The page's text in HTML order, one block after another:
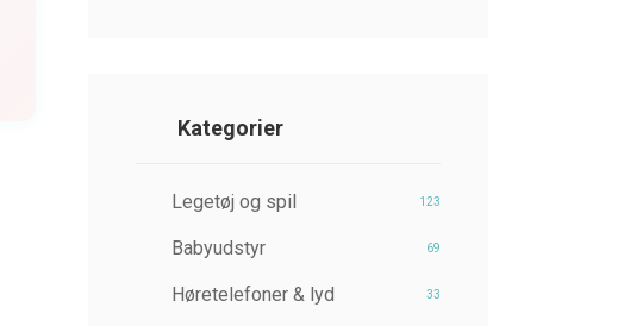
Kategorier
Legetøj og spil 123
Babyudstyr 69
Høretelefoner & lyd 33